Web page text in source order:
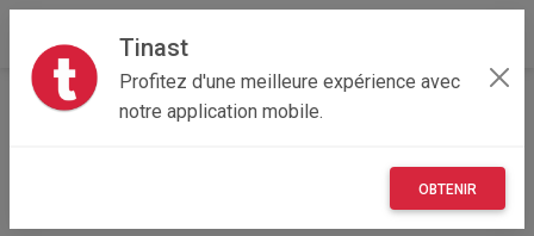
Tinast
Profitez d'une meilleure expérience avec
notre application mobile.
OBTENIR
Accueil Loisirs
Provence-Alpes-Côte d'Azur